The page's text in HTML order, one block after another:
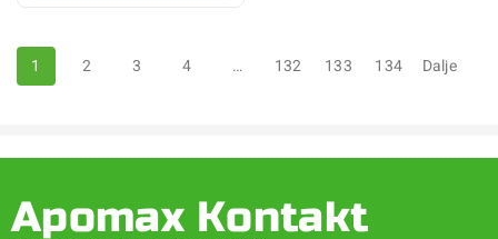
1 2 3 4 … 132 133 134 Dalje
Apomax Kontakt